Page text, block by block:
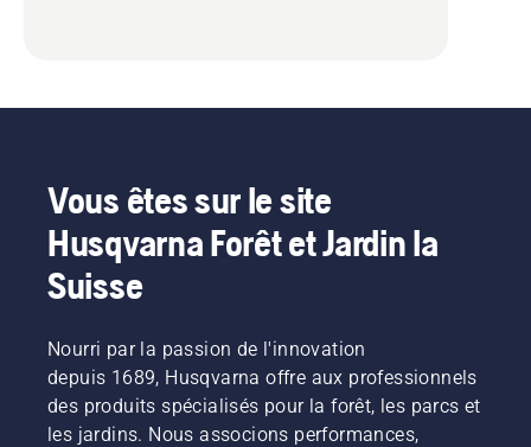
Vous êtes sur le site
Husqvarna Forêt et Jardin la
Suisse
Nourri par la passion de l'innovation
depuis 1689, Husqvarna offre aux professionnels
des produits spécialisés pour la forêt, les parcs et
les jardins. Nous associons performances,